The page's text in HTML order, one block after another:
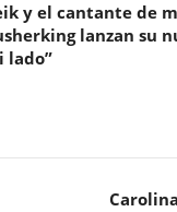
y el cantante de
lanzan su
lado”